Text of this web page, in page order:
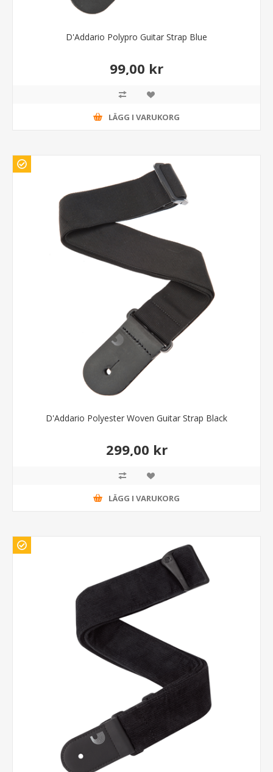
D'Addario Polypro Guitar Strap Blue
99,00 kr
LÄGG I VARUKORG
D'Addario Polyester Woven Guitar Strap Black
299,00 kr
LÄGG I VARUKORG